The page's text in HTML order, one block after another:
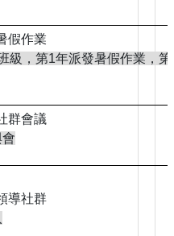
假作業
級，第1年派發暑假作業，
群會議
導社群